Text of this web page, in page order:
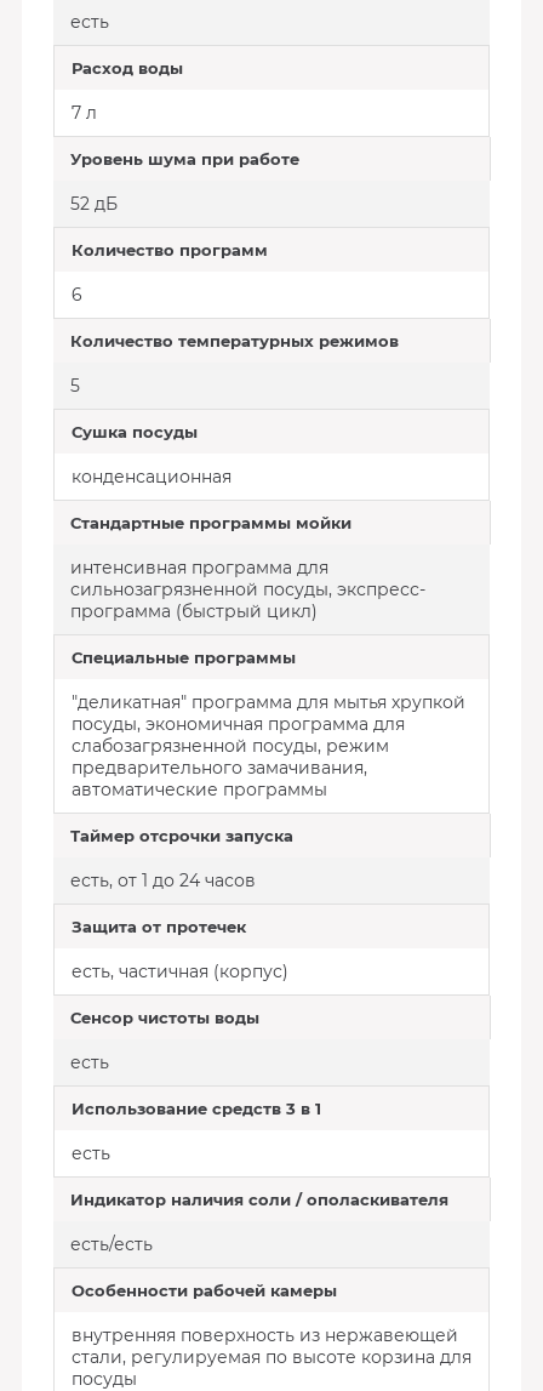
есть
Расход воды
7 л
Уровень шума при работе
52 дБ
Количество программ
6
Количество температурных режимов
5
Сушка посуды
конденсационная
Стандартные программы мойки
интенсивная программа для
сильнозагрязненной посуды, экспресс-
программа (быстрый цикл)
Специальные программы
"деликатная" программа для мытья хрупкой
посуды, экономичная программа для
слабозагрязненной посуды, режим
предварительного замачивания,
автоматические программы
Таймер отсрочки запуска
есть, от 1 до 24 часов
Защита от протечек
есть, частичная (корпус)
Сенсор чистоты воды
есть
Использование средств 3 в 1
есть
Индикатор наличия соли / ополаскивателя
есть/есть
Особенности рабочей камеры
внутренняя поверхность из нержавеющей
стали, регулируемая по высоте корзина для
посуды